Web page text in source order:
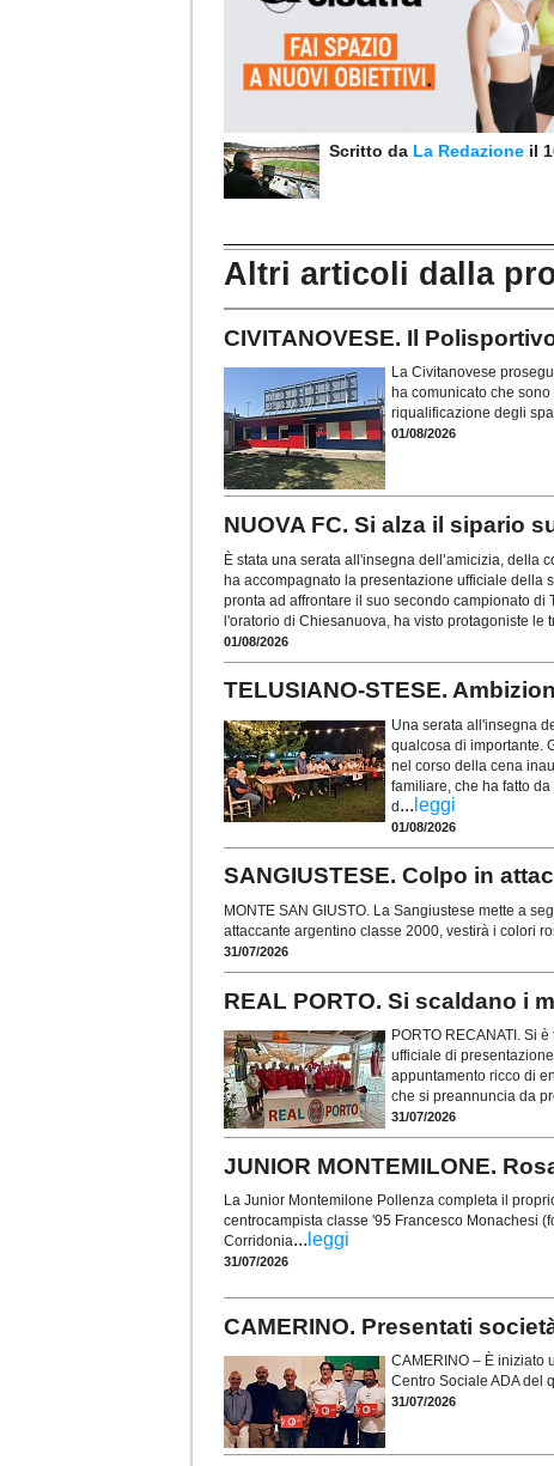
Scritto da La Redazione il
Altri articoli dalla
CIVITANOVESE. Il
La Civitanovese
ha comunicato che
riqualificazione degli
01/08/2026
NUOVA FC. Si alza il sipario
È stata una serata all'insegna dell’amicizia, della
ha accompagnato la presentazione ufficiale della
pronta ad affrontare il suo secondo campionato di
l'oratorio di Chiesanuova, ha visto protagoniste le
01/08/2026
TELUSIANO-STESE.
Una serata all'insegna
qualcosa di importante.
nel corso della cena
familiare, che ha fatto
d... leggi
01/08/2026
SANGIUSTESE. Colpo in
MONTE SAN GIUSTO. La Sangiustese mette a
attaccante argentino classe 2000, vestirà i colori
31/07/2026
REAL PORTO. Si scaldano i
PORTO RECANATI. Si
ufficiale di
appuntamento ricco di
che si preannuncia da
31/07/2026
JUNIOR MONTEMILONE.
La Junior Montemilone Pollenza completa il
centrocampista classe '95 Francesco Monachesi
Corridonia... leggi
31/07/2026
CAMERINO. Presentati
CAMERINO – È iniziato
Centro Sociale ADA del
31/07/2026